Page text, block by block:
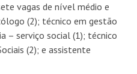
vagas de nível médio e
(2); técnico em gestão
– serviço social (1); técnico
(2); e assistente